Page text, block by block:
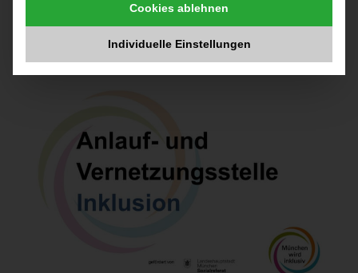
Cookies ablehnen
Individuelle Einstellungen